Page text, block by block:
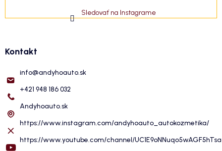
Sledovať na Instagrame
Kontakt
info@andyhoauto.sk
+421 948 186 032
Andyhoauto.sk
https://www.instagram.com/andyhoauto_autokozmetika/
https://www.youtube.com/channel/